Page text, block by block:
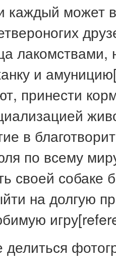
каждый может
и
принести
в
по всему
своей
на долгую
делиться